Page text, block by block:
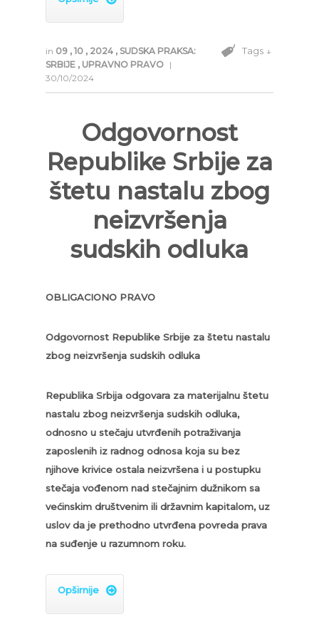
in 09 , 10 , 2024 , SUDSKA PRAKSA:
SRBIJE , UPRAVNO PRAVO |
30/10/2024
Tags ↓
Odgovornost
Republike Srbije za
štetu nastalu zbog
neizvršenja
sudskih odluka
OBLIGACIONO PRAVO
Odgovornost Republike Srbije za štetu nastalu
zbog neizvršenja sudskih odluka
Republika Srbija odgovara za materijalnu štetu
nastalu zbog neizvršenja sudskih odluka,
odnosno u stečaju utvrđenih potraživanja
zaposlenih iz radnog odnosa koja su bez
njihove krivice ostala neizvršena i u postupku
stečaja vođenom nad stečajnim dužnikom sa
većinskim društvenim ili državnim kapitalom, uz
uslov da je prethodno utvrđena povreda prava
na suđenje u razumnom roku.
Opširnije 